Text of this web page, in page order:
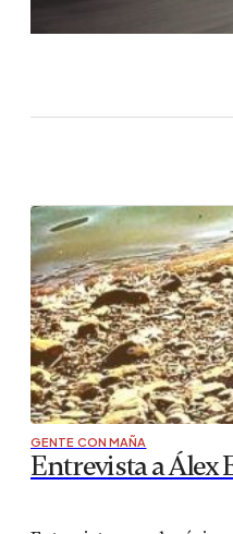
GENTE CON MAÑA
Entrevista a Álex